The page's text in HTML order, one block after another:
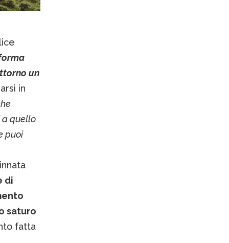
un
in
a quello
puoi
di
saturo
fatta